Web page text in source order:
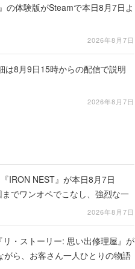
の体験版がSteamで本日8月7日よ
2026年8月7日
は8月9日15時からの配信で説明
2026年8月7日
IRON NEST』が本日8月7日
でワンオペでこなし、強烈な一
2026年8月7日
・ストーリー: 思い出修理屋』が
ら、お客さん一人ひとりの物語